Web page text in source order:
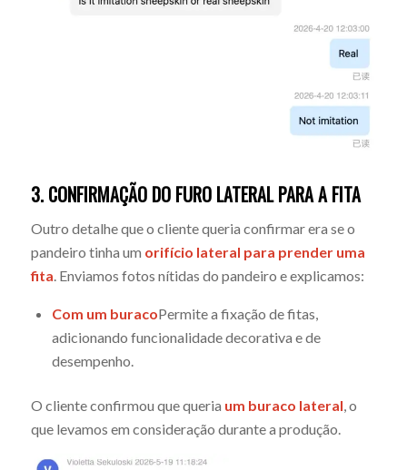
3. CONFIRMAÇÃO DO FURO LATERAL PARA A FITA
Outro detalhe que o cliente queria confirmar era se o
pandeiro tinha um orifício lateral para prender uma
fita. Enviamos fotos nítidas do pandeiro e explicamos:
Com um buracoPermite a fixação de fitas,
adicionando funcionalidade decorativa e de
desempenho.
O cliente confirmou que queria um buraco lateral, o
que levamos em consideração durante a produção.